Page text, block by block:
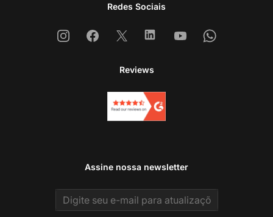
Redes Sociais
InstagramFacebook
X LinkedinYoutubeWhatsapp
Reviews
Assine nossa newsletter
Email address